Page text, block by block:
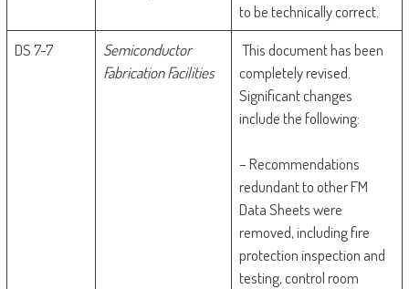
to be technically correct.
DS 7-7
Semiconductor
Fabrication Facilities
This document has been
completely revised.
Significant changes
include the following:
– Recommendations
redundant to other FM
Data Sheets were
removed, including fire
protection inspection and
testing, control room